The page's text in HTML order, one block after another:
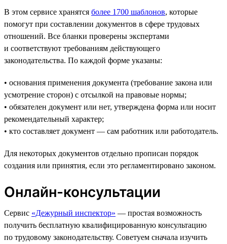
В этом сервисе хранятся более 1700 шаблонов, которые
помогут при составлении документов в сфере трудовых
отношений. Все бланки проверены экспертами
и соответствуют требованиям действующего
законодательства. По каждой форме указаны:
• основания применения документа (требование закона или
усмотрение сторон) с отсылкой на правовые нормы;
• обязателен документ или нет, утверждена форма или носит
рекомендательный характер;
• кто составляет документ — сам работник или работодатель.
Для некоторых документов отдельно прописан порядок
создания или принятия, если это регламентировано законом.
Онлайн-консультации
Сервис «Дежурный инспектор» — простая возможность
получить бесплатную квалифицированную консультацию
по трудовому законодательству. Советуем сначала изучить